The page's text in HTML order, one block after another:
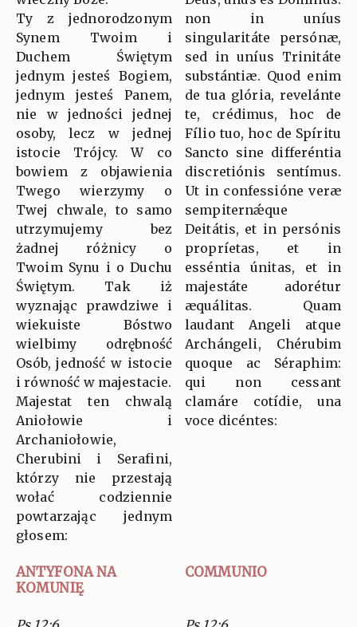
Ty z jednorodzonym
Synem Twoim i
Duchem Świętym
jednym jesteś Bogiem,
jednym jesteś Panem,
nie w jedności jednej
osoby, lecz w jednej
istocie Trójcy. W co
bowiem z objawienia
Twego wierzymy o
Twej chwale, to samo
utrzymujemy bez
żadnej różnicy o
Twoim Synu i o Duchu
Świętym. Tak iż
wyznając prawdziwe i
wiekuiste Bóstwo
wielbimy odrębność
Osób, jedność w istocie
i równość w majestacie.
Majestat ten chwalą
Aniołowie i
Archaniołowie,
Cherubini i Serafini,
którzy nie przestają
wołać codziennie
powtarzając jednym
głosem:
non in uníus
singularitáte persónæ,
sed in uníus Trinitáte
substántiæ. Quod enim
de tua glória, revelánte
te, crédimus, hoc de
Fílio tuo, hoc de Spíritu
Sancto sine differéntia
discretiónis sentímus.
Ut in confessióne veræ
sempiternǽque
Deitátis, et in persónis
propríetas, et in
esséntia únitas, et in
majestáte adorétur
æquálitas. Quam
laudant Angeli atque
Archángeli, Chérubim
quoque ac Séraphim:
qui non cessant
clamáre cotídie, una
voce dicéntes:
ANTYFONA NA
KOMUNIĘ
COMMUNIO